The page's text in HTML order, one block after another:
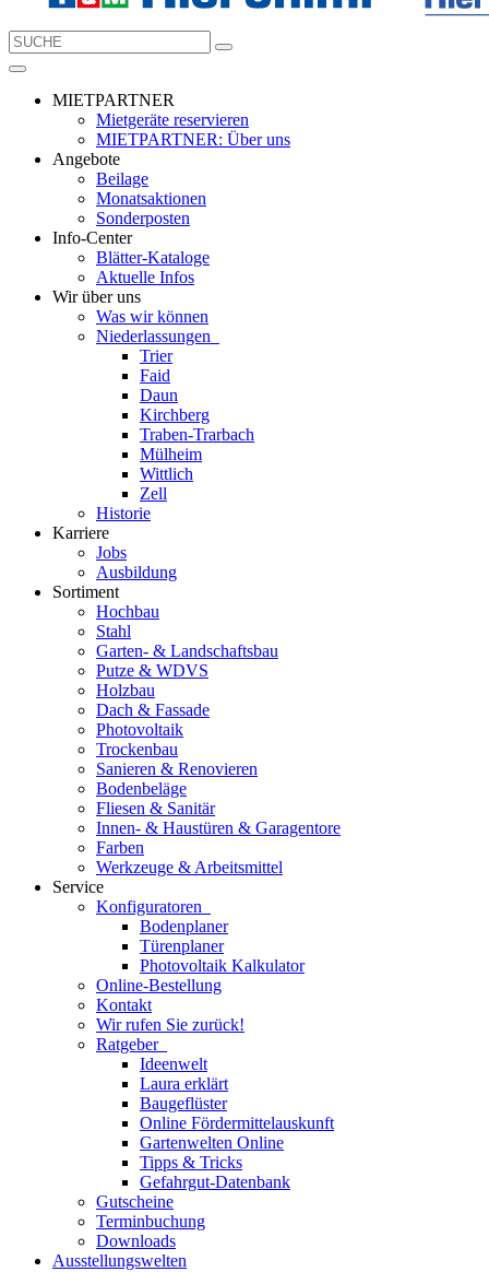
MIETPARTNER
Mietgeräte reservieren
MIETPARTNER: Über uns
Angebote
Beilage
Monatsaktionen
Sonderposten
Info-Center
Blätter-Kataloge
Aktuelle Infos
Wir über uns
Was wir können
Niederlassungen
Trier
Faid
Daun
Kirchberg
Traben-Trarbach
Mülheim
Wittlich
Zell
Historie
Karriere
Jobs
Ausbildung
Sortiment
Hochbau
Stahl
Garten- & Landschaftsbau
Putze & WDVS
Holzbau
Dach & Fassade
Photovoltaik
Trockenbau
Sanieren & Renovieren
Bodenbeläge
Fliesen & Sanitär
Innen- & Haustüren & Garagentore
Farben
Werkzeuge & Arbeitsmittel
Service
Konfiguratoren
Bodenplaner
Türenplaner
Photovoltaik Kalkulator
Online-Bestellung
Kontakt
Wir rufen Sie zurück!
Ratgeber
Ideenwelt
Laura erklärt
Baugeflüster
Online Fördermittelauskunft
Gartenwelten Online
Tipps & Tricks
Gefahrgut-Datenbank
Gutscheine
Terminbuchung
Downloads
Ausstellungswelten